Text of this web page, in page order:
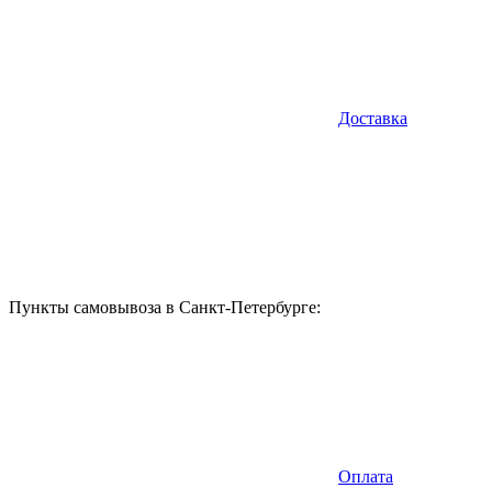
Доставка
Пункты самовывоза в Санкт-Петербурге:
Оплата